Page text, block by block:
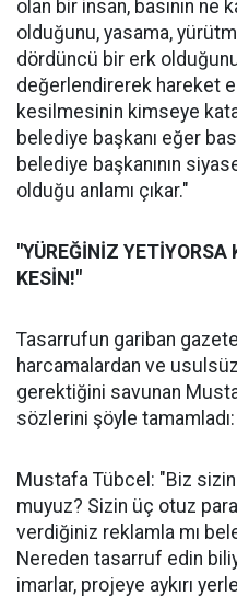
olan bir insan, basının ne
olduğunu, yasama,
dördüncü bir erk
değerlendirerek hareket
kesilmesinin kimseye
belediye başkanı eğer
belediye başkanının
olduğu anlamı çıkar."
"YÜREĞİNİZ
KESİN!"
Tasarrufun gariban
harcamalardan ve
gerektiğini savunan
sözlerini şöyle tamamladı:
Mustafa Tübcel: "Biz sizin
muyuz? Sizin üç otuz
verdiğiniz reklamla mı
Nereden tasarruf edin
imarlar, projeye aykırı